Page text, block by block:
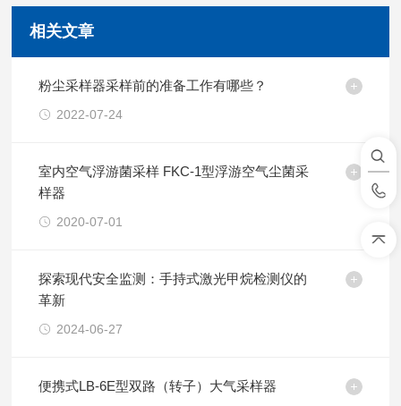
相关文章
粉尘采样器采样前的准备工作有哪些？
2022-07-24
室内空气浮游菌采样 FKC-1型浮游空气尘菌采
样器
2020-07-01
探索现代安全监测：手持式激光甲烷检测仪的
革新
2024-06-27
便携式LB-6E型双路（转子）大气采样器